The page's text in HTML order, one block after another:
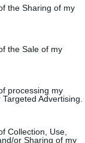
usage behaviour.
Google and its
specified purposes
the Sharing of my
the Sale of my
processing my
Advertising.
Collection, Use,
or Sharing of my
több éve
ott volt
akinek
játszotta az
sikeres és
és a
Centrál